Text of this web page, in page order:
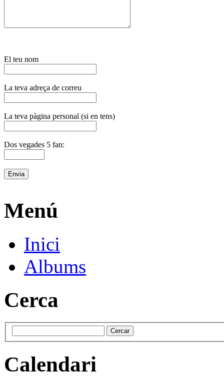
El teu nom
La teva adreça de correu
La teva pàgina personal (si en tens)
Dos vegades 5 fan:
Menú
Inici
Albums
Cerca
Calendari